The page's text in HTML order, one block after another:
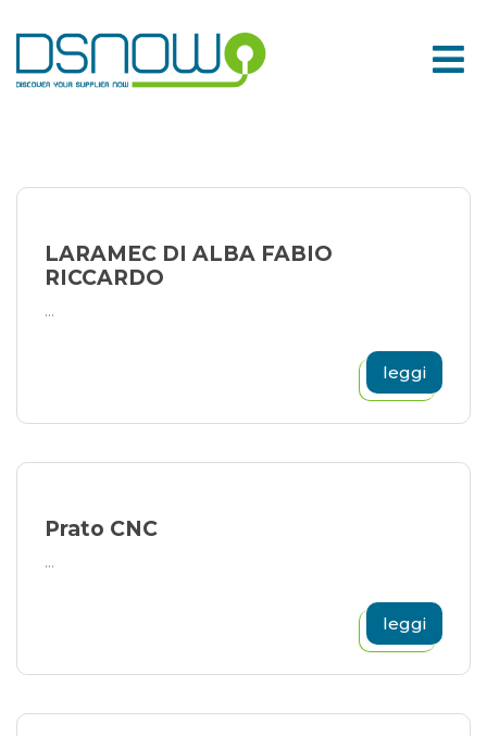
to
content
LARAMEC DI ALBA FABIO
RICCARDO
...
leggi
Prato CNC
...
leggi